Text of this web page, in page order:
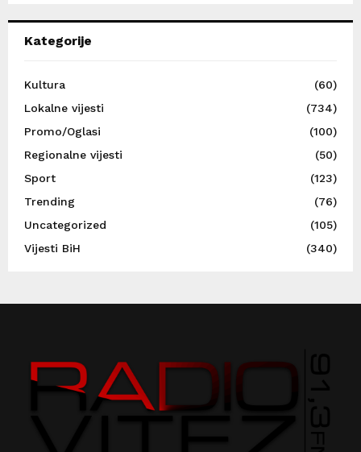
Kategorije
Kultura
(60)
Lokalne vijesti
(734)
Promo/Oglasi
(100)
Regionalne vijesti
(50)
Sport
(123)
Trending
(76)
Uncategorized
(105)
Vijesti BiH
(340)